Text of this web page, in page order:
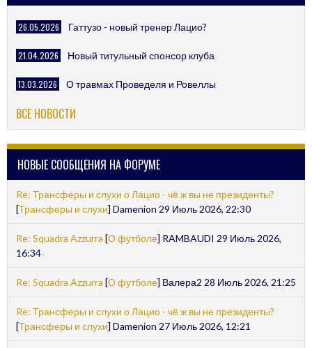
26.05.2026 Гаттузо - новый тренер Лацио?
21.04.2026 Новый титульный спонсор клуба
13.03.2026 О травмах Проведеля и Ровеллы
ВСЕ НОВОСТИ
НОВЫЕ СООБЩЕНИЯ НА ФОРУМЕ
Re: Трансферы и слухи о Лацио - чё ж вы не президенты?
[Трансферы и слухи] Damenion 29 Июль 2026, 22:30
Re: Squadra Azzurra [О футболе] RAMBAUDI 29 Июль 2026,
16:34
Re: Squadra Azzurra [О футболе] Валера2 28 Июль 2026, 21:25
Re: Трансферы и слухи о Лацио - чё ж вы не президенты?
[Трансферы и слухи] Damenion 27 Июль 2026, 12:21